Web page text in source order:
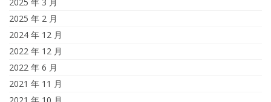
2025 年 2 月
2024 年 12 月
2022 年 12 月
2022 年 6 月
2021 年 11 月